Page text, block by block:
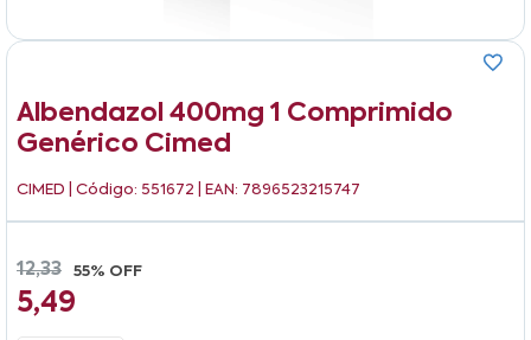
Albendazol 400mg 1 Comprimido
Genérico Cimed
CIMED | Código: 551672 | EAN: 7896523215747
12,33 55% OFF
5,49